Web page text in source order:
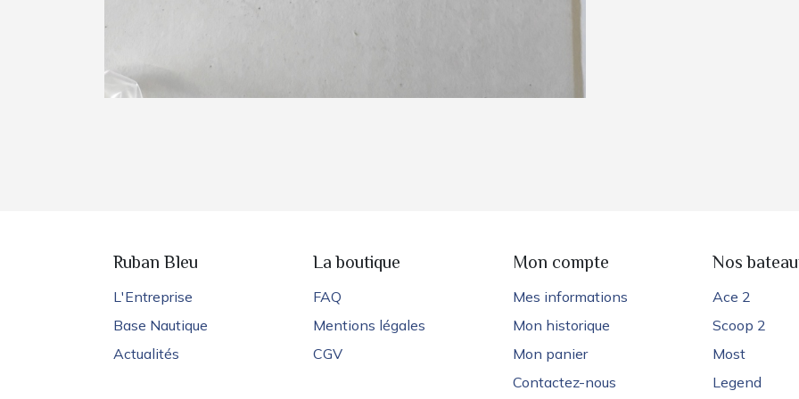
Ruban Bleu
L'Entreprise
Base Nautique
Actualités
La boutique
FAQ
Mentions légales
CGV
Mon compte
Mes informations
Mon historique
Mon panier
Contactez-nous
Nos
Ace 2
Scoop 2
Most
Legend